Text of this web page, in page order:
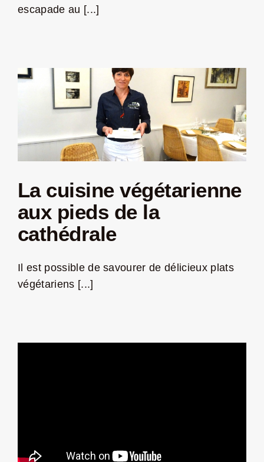
escapade au [...]
La cuisine végétarienne
aux pieds de la
cathédrale
Il est possible de savourer de délicieux plats
végétariens [...]